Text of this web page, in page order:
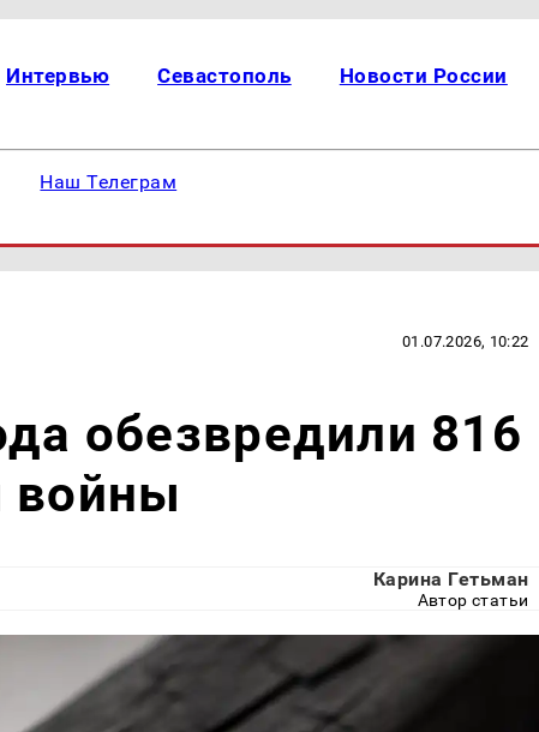
Интервью Севастополь Новости России
Наш Телеграм
01.07.2026, 10:22
обезвредили 816
войны
Карина Гетьман
Автор статьи